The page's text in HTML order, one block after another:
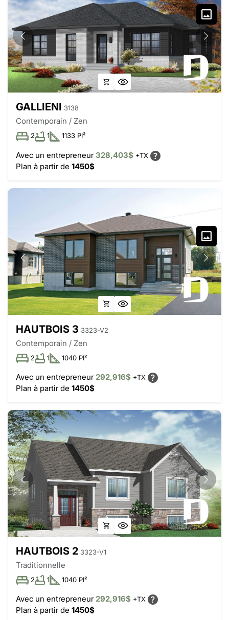
GALLIENI 3138
Contemporain / Zen
2 1 1133 PI²
Avec un entrepreneur328,403$ +TX
Plan à partir de 1450$
HAUTBOIS 3 3323-V2
Contemporain / Zen
2 1 1040 PI²
Avec un entrepreneur292,916$ +TX
Plan à partir de 1450$
HAUTBOIS 2 3323-V1
Traditionnelle
2 1 1040 PI²
Avec un entrepreneur292,916$ +TX
Plan à partir de 1450$